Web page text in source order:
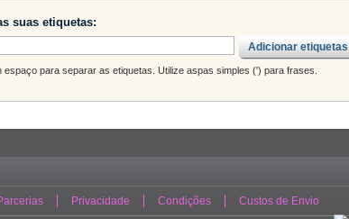
suas etiquetas:
Adicionar etiquetas
espaço para separar as etiquetas. Utilize aspas simples (') para frases.
Privacidade Condições Custos de Envio